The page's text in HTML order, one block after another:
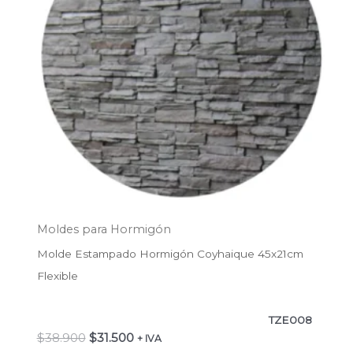
Moldes para Hormigón
Molde Estampado Hormigón Coyhaique 45x21cm
Flexible
TZE008
$38.900 $31.500 + IVA